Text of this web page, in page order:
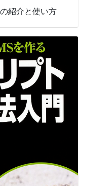
紹介と使い方